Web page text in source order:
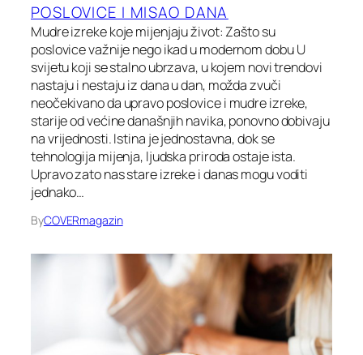
POSLOVICE I MISAO DANA
Mudre izreke koje mijenjaju život: Zašto su
poslovice važnije nego ikad u modernom dobu U
svijetu koji se stalno ubrzava, u kojem novi trendovi
nastaju i nestaju iz dana u dan, možda zvuči
neočekivano da upravo poslovice i mudre izreke,
starije od većine današnjih navika, ponovno dobivaju
na vrijednosti. Istina je jednostavna, dok se
tehnologija mijenja, ljudska priroda ostaje ista.
Upravo zato nas stare izreke i danas mogu voditi
jednako…
ByCOVERmagazin